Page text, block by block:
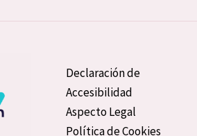
Declaración de
Accesibilidad
Aspecto Legal
Política de Cookies